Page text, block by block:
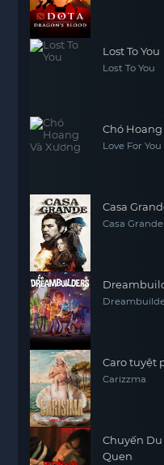
Lost To You
Lost To You
Chó
Love For You
Casa
Casa Grande
Caro tuyệt
Carizzma
Chuyến
Quen